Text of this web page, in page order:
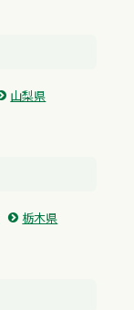
山梨県
栃木県